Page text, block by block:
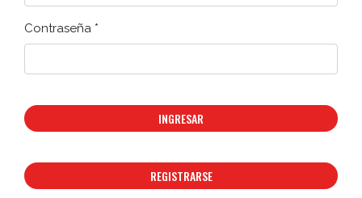
Contraseña *
INGRESAR
REGISTRARSE